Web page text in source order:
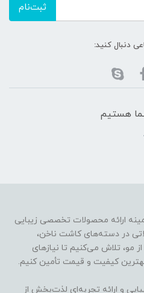
ثبت‌نام
دنبال کنید:
هستیم
جوکار از سال ۱۳۸۲ در زمینه ارائه محصولات تخصصی زیبایی
در دسته‌های کاشت ناخن،
از مو، تلاش می‌کنیم تا نیازهای
کیفیت و قیمت تأمین کنیم.
و ارائه تجربه‌ای لذت‌بخش از